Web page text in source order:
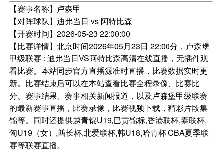
【赛事名称】 卢森甲
【对阵球队】迪弗当日 vs 阿特比森
【开赛时间】2026-05-23 22:00:00
【比赛详情】北京时间2026年05月23日 22:00分，卢森堡
甲级联赛 : 迪弗当日VS阿特比森高清在线直播，无插件观
看比赛。本站同步官方直播源准时直播，比赛数据实时更
新。比赛结束后可以在本站查看比赛全程录像、比赛比
分、赛事结果、赛事相关新闻报道，以及卢森堡甲级联赛
的最新赛事直播，比赛录像，比赛视频下载，精彩片段集
锦等。同时还提供越青锦U19,巴贡锦标,香港联杯,泰联杯,
匈U19（女）,酋长杯,北爱联杯,韩U18,哈青杯,CBA夏季联
赛等联赛直播。